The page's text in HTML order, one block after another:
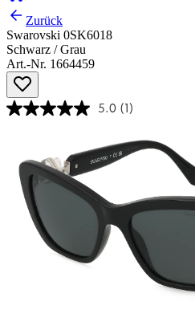
Zurück
Swarovski 0SK6018
Schwarz / Grau
Art.-Nr. 1664459
5.0 (1)